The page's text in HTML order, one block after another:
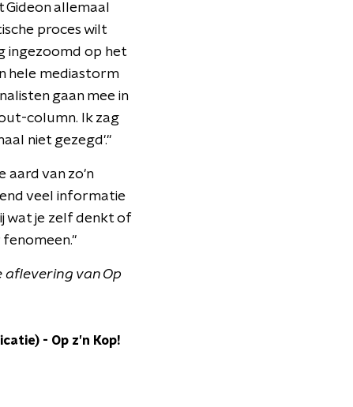
allemaal
proces wilt
ingezoomd op het
hele mediastorm
gaan mee in
column. Ik zag
niet gezegd'."
aard van zo'n
veel informatie
wat je zelf denkt of
aflevering van Op
- Op z’n Kop!